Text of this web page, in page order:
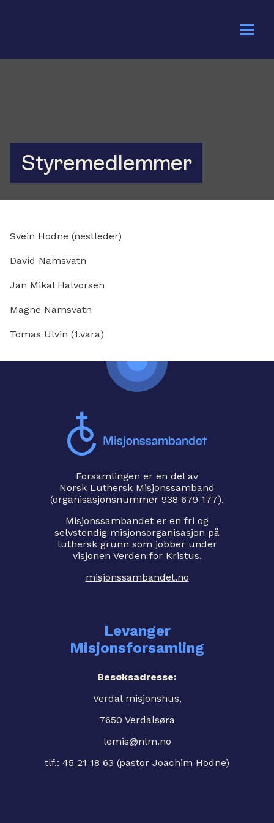
Kalender
Gi en gave
Styremedlemmer
Svein Hodne (nestleder)
David Namsvatn
Jan Mikal Halvorsen
Magne Namsvatn
Tomas Ulvin (1.vara)
Forsamlingen er en del av
Norsk Luthersk Misjonssamband
(organisasjonsnummer 938 679 177).
Misjonssambandet er en fri og
selvstendig misjonsorganisasjon på
luthersk grunn som jobber under
visjonen Verden for Kristus.
misjonssambandet.no
Levanger
Misjonsforsamling
Besøksadresse:
Verdal misjonshus,
7650 Verdalsøra
lemis@nlm.no
tlf.: 45 21 18 63 (pastor Joachim Hodne)